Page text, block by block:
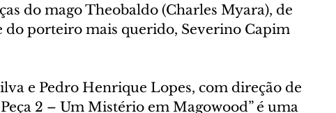
do mago Theobaldo (Charles Myara), de
do porteiro mais querido, Severino Capim
e Pedro Henrique Lopes, com direção de
2 – Um Mistério em Magowood” é uma